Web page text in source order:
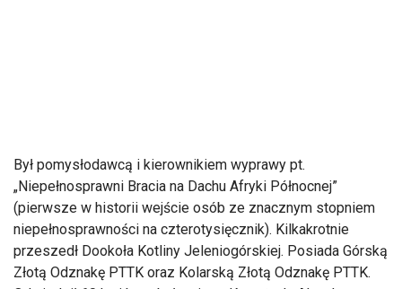
Był pomysłodawcą i kierownikiem wyprawy pt.
„Niepełnosprawni Bracia na Dachu Afryki Północnej”
(pierwsze w historii wejście osób ze znacznym stopniem
niepełnosprawności na czterotysięcznik). Kilkakrotnie
przeszedł Dookoła Kotliny Jeleniogórskiej. Posiada Górską
Złotą Odznakę PTTK oraz Kolarską Złotą Odznakę PTTK.